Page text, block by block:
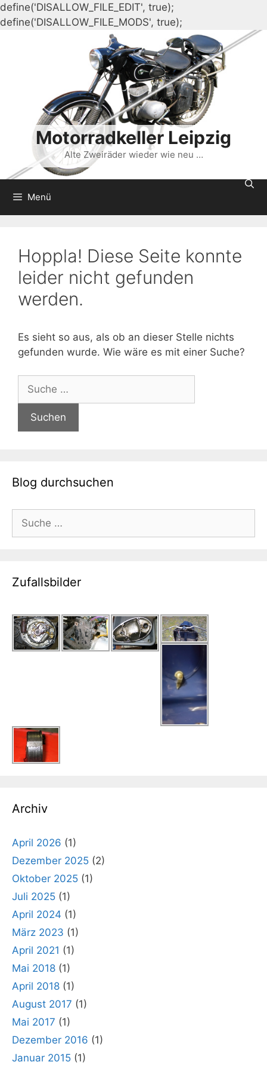
define('DISALLOW_FILE_EDIT', true);
define('DISALLOW_FILE_MODS', true);
Inhalt
springen
Motorradkeller Leipzig
Alte Zweiräder wieder wie neu …
Menü
Hoppla! Diese Seite konnte
leider nicht gefunden
werden.
Es sieht so aus, als ob an dieser Stelle nichts
gefunden wurde. Wie wäre es mit einer Suche?
nach:
Blog durchsuchen
nach:
Zufallsbilder
Archiv
April 2026 (1)
Dezember 2025 (2)
Oktober 2025 (1)
Juli 2025 (1)
April 2024 (1)
März 2023 (1)
April 2021 (1)
Mai 2018 (1)
April 2018 (1)
August 2017 (1)
Mai 2017 (1)
Dezember 2016 (1)
Januar 2015 (1)